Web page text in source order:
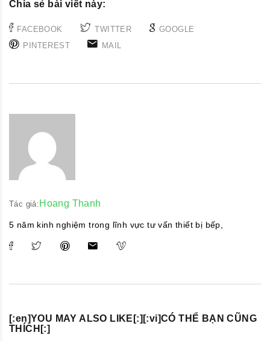
Chia sẻ bài viết này:
FACEBOOK TWITTER
GOOGLE
PINTEREST
MAIL
Tác giả: Hoang Thanh
5 năm kinh nghiệm trong lĩnh vực tư vấn thiết bị bếp,
[:en]YOU MAY ALSO LIKE[:][:vi]CÓ THỂ BẠN CŨNG
THÍCH[:]